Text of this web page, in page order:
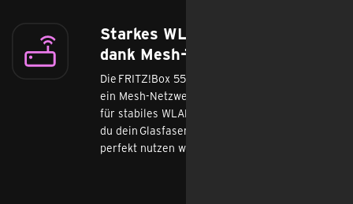
Starkes WLAN in jedem Raum
dank Mesh-Technologie
Die FRITZ!Box 5530 Fiber lässt sich einfach in
ein Mesh-Netzwerk integrieren und sorgt so
für stabiles WLAN in allen Räumen. Ideal, wenn
du dein Glasfaser-Internet im ganzen Zuhause
perfekt nutzen willst – ohne Technik-Stress.